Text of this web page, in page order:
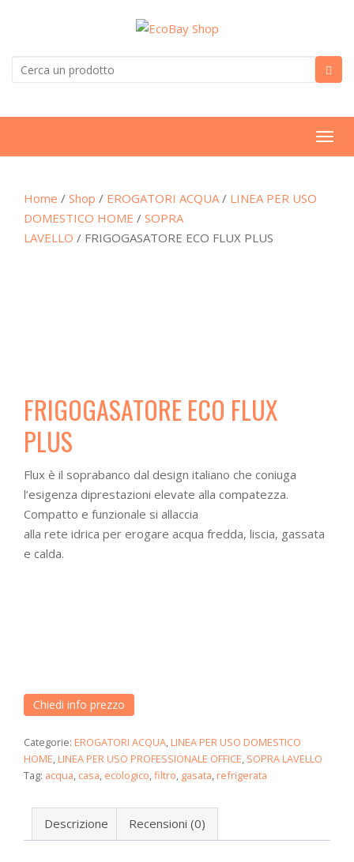
T
o
Home / Shop / EROGATORI ACQUA/ LINEA PER USO
DOMESTICO HOME / SOPRA
LAVELLO / FRIGOGASATORE ECO FLUX PLUS
FRIGOGASATORE ECO FLUX
PLUS
Flux è il soprabanco dal design italiano che coniuga
l’esigenza diprestazioni elevate alla compatezza.
Compatto e funzionale si allaccia
alla rete idrica per erogare acqua fredda, liscia, gassata
e calda.
Chiedi info prezzo
Categorie: EROGATORI ACQUA, LINEA PER USO DOMESTICO
HOME, LINEA PER USO PROFESSIONALE OFFICE, SOPRA LAVELLO
Tag: acqua, casa, ecologico,filtro, gasata, refrigerata
Descrizione Recensioni (0)